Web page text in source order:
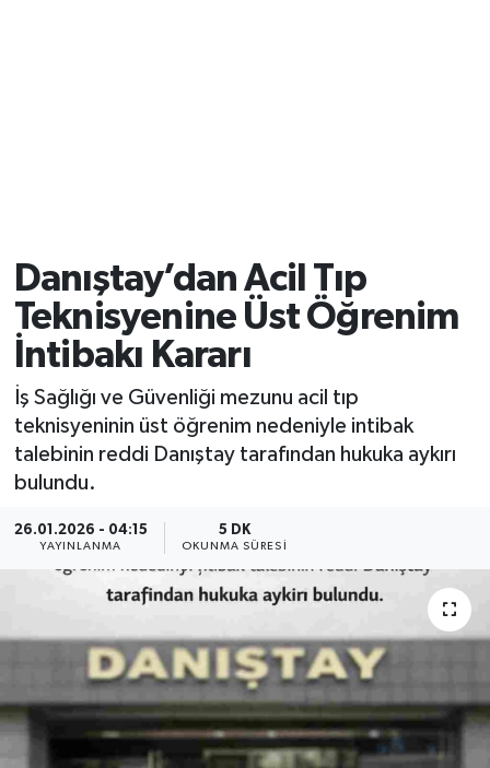
Danıştay’dan Acil Tıp
Teknisyenine Üst Öğrenim
İntibakı Kararı
İş Sağlığı ve Güvenliği mezunu acil tıp
teknisyeninin üst öğrenim nedeniyle intibak
talebinin reddi Danıştay tarafından hukuka aykırı
bulundu.
26.01.2026 - 04:15
YAYINLANMA
5 DK
OKUNMA SÜRESI